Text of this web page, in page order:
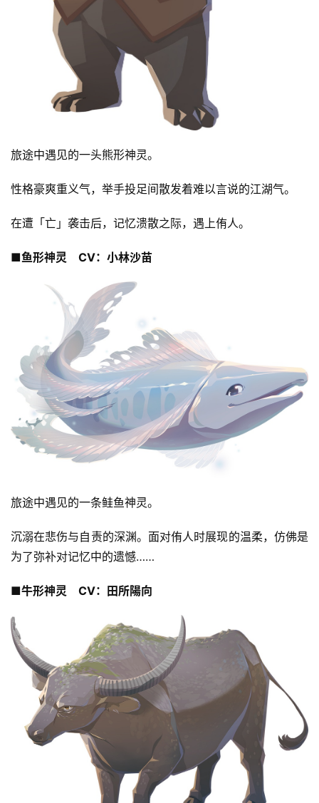
旅途中遇见的一头熊形神灵。
性格豪爽重义气，举手投足间散发着难以言说的江湖气。
在遭「亡」袭击后，记忆溃散之际，遇上侑人。
■鱼形神灵　CV：小林沙苗
旅途中遇见的一条鲑鱼神灵。
沉溺在悲伤与自责的深渊。面对侑人时展现的温柔，仿佛是
为了弥补对记忆中的遗憾……
■牛形神灵　CV：田所陽向